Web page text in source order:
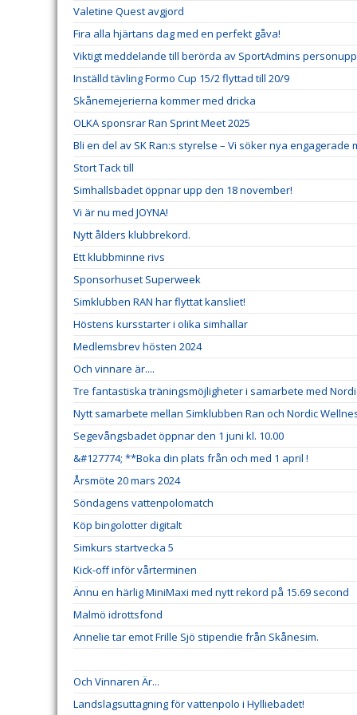
Valetine Quest avgjord
Fira alla hjärtans dag med en perfekt gåva!
Viktigt meddelande till berörda av SportAdmins
Inställd tävling Formo Cup 15/2 flyttad till 20/9
Skånemejerierna kommer med dricka
OLKA sponsrar Ran Sprint Meet 2025
Bli en del av SK Ran:s styrelse – Vi söker nya engagerade
Stort Tack till
Simhallsbadet öppnar upp den 18 november!
Vi är nu med JOYNA!
Nytt ålders klubbrekord.
Ett klubbminne rivs
Sponsorhuset Superweek
Simklubben RAN har flyttat kansliet!
Höstens kursstarter i olika simhallar
Medlemsbrev hösten 2024
Och vinnare är....
Tre fantastiska träningsmöjligheter i samarbete med
Nytt samarbete mellan Simklubben Ran och Nordic
Segevångsbadet öppnar den 1 juni kl. 10.00
&#127774; **Boka din plats från och med 1 april !
Årsmöte 20 mars 2024
Söndagens vattenpolomatch
Köp bingolotter digitalt
Simkurs startvecka 5
Kick-off inför vårterminen
Ännu en härlig MiniMaxi med nytt rekord på 15.69 second
Malmö idrottsfond
Annelie tar emot Frille Sjö stipendie från Skånesim.
Och Vinnaren Är...
Landslagsuttagning för vattenpolo i Hylliebadet!